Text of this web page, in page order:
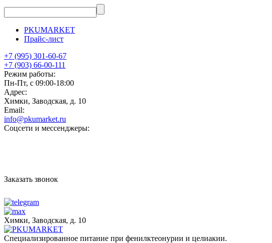
PKUMARKET
Прайс-лист
+7 (995) 301-60-67
+7 (903) 66-00-111
Режим работы:
Пн-Пт, с 09:00-18:00
Адрес:
Химки, Заводская, д. 10
Email:
info@pkumarket.ru
Соцсети и мессенджеры:
Заказать звонок
Химки, Заводская, д. 10
Специализированное питание при фенилктеонурии и целиакии.